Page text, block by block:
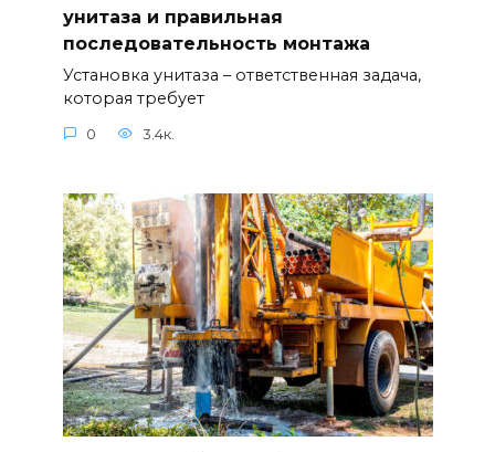
унитаза и правильная
последовательность монтажа
Установка унитаза – ответственная задача,
которая требует
0 3.4к.